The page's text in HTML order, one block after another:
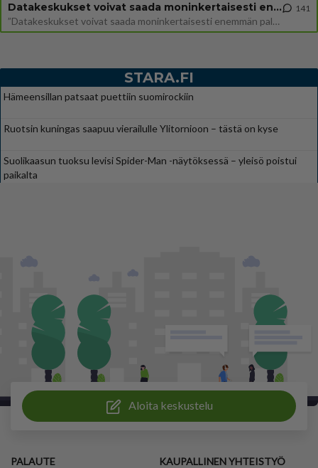
Datakeskukset voivat saada moninkertaisesti enemmän palautuksia kuin mitä ne maksavat veroja
”Datakeskukset voivat saada moninkertaisesti enemmän palautuksia kuin mitä ne maksavat veroja”, sanoo professori Jussi K
141
STARA.FI
Hämeensillan patsaat puettiin suomirockiin
Ruotsin kuningas saapuu vierailulle Ylitornioon – tästä on kyse
Suolikaasun tuoksu levisi Spider-Man -näytöksessä – yleisö poistui
paikalta
Aloita keskustelu
PALAUTE KAUPALLINEN YHTEISTYÖ